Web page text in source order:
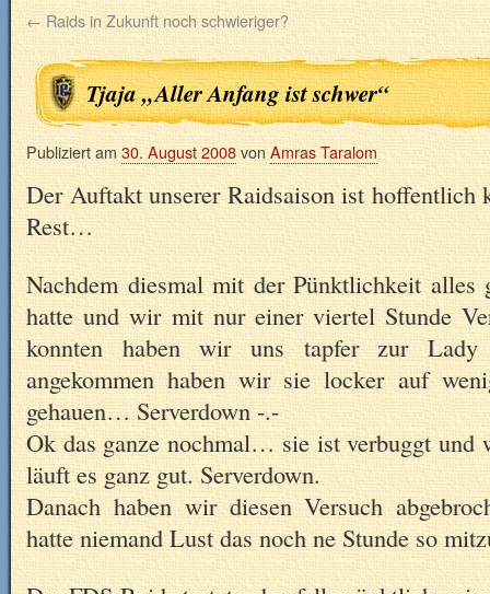
← Raids in Zukunft noch schwieriger?
Tjaja „Aller Anfang ist schwer“
Publiziert am 30. August 2008von Amras Taralom
Der Auftakt unserer Raidsaison ist hoffentlich
Rest…
Nachdem diesmal mit der Pünktlichkeit alles
hatte und wir mit nur einer viertel Stunde
konnten haben wir uns tapfer zur Lady
angekommen haben wir sie locker auf
gehauen… Serverdown -.-
Ok das ganze nochmal… sie ist verbuggt
läuft es ganz gut. Serverdown.
Danach haben wir diesen Versuch
hatte niemand Lust das noch ne Stunde so